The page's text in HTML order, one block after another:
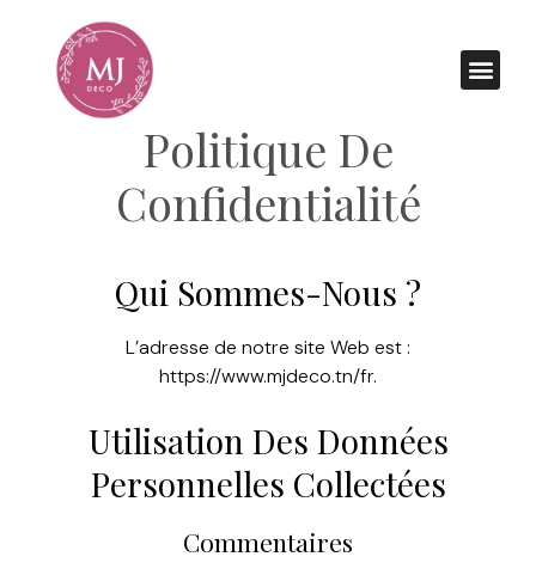
Politique De
Confidentialité
Qui Sommes-Nous ?
L’adresse de notre site Web est :
https://www.mjdeco.tn/fr.
Utilisation Des Données
Personnelles Collectées
Commentaires